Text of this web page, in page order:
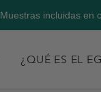
Muestras incluidas en
¿QUÉ ES EL